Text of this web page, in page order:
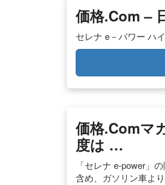
価格.com –
セレナ e－パワー ハ
価格.comマ
度は …
「セレナ e-power」
含め、ガソリン車よ